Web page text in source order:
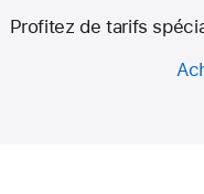
Profitez de tarifs